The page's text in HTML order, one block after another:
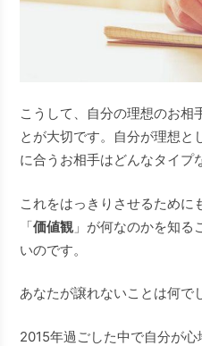
こうして、自分の理想のお相
とが大切です。自分が理想と
に合うお相手はどんなタイプ
これをはっきりさせるために
「価値観 」が何なのかを知る
いのです。
あなたが譲れないことは何で
2015年過ごした中で自分が